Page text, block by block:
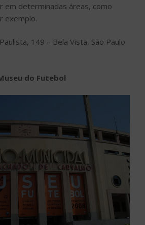
em determinadas áreas, como
exemplo.
149 – Bela Vista, São Paulo
do Futebol